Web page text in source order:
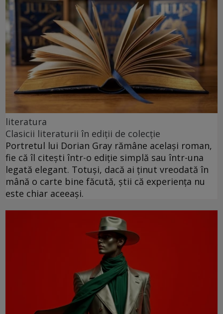
literatura
Clasicii literaturii în ediții de colecție
Portretul lui Dorian Gray rămâne același roman,
fie că îl citești într-o ediție simplă sau într-una
legată elegant. Totuși, dacă ai ținut vreodată în
mână o carte bine făcută, știi că experiența nu
este chiar aceeași.